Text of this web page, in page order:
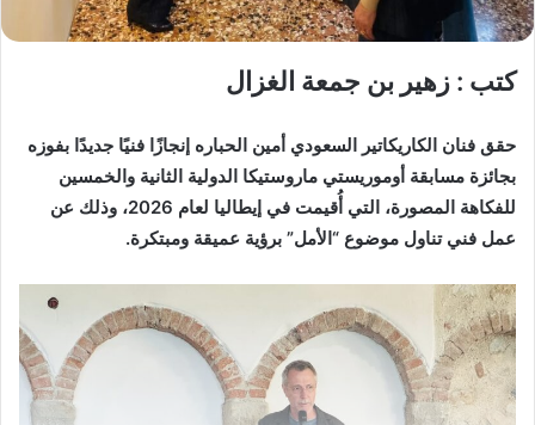
كتب : زهير بن جمعة الغزال
حقق فنان الكاريكاتير السعودي أمين الحباره إنجازًا فنيًا جديدًا بفوزه
بجائزة مسابقة أوموريستي ماروستيكا الدولية الثانية والخمسين
للفكاهة المصورة، التي أُقيمت في إيطاليا لعام 2026، وذلك عن
عمل فني تناول موضوع “الأمل” برؤية عميقة ومبتكرة.